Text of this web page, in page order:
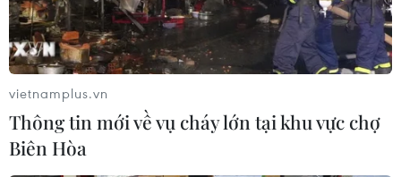
vietnamplus.vn
Thông tin mới về vụ cháy lớn tại khu vực chợ
Biên Hòa